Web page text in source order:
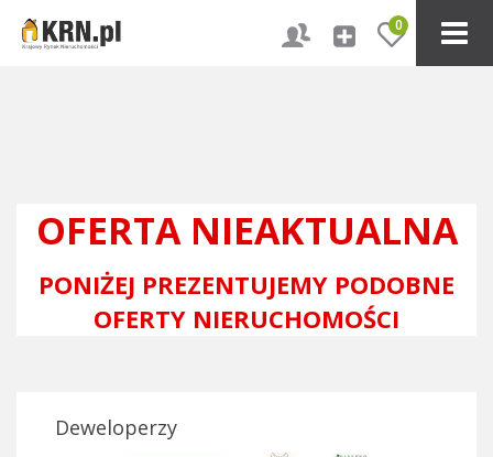
0
OFERTA NIEAKTUALNA
PONIŻEJ PREZENTUJEMY PODOBNE
OFERTY NIERUCHOMOŚCI
Deweloperzy